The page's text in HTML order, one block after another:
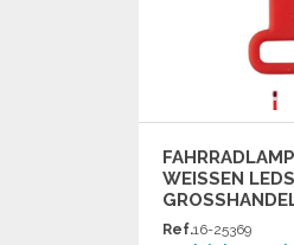
WEISSEN LEDS
Ref.16-25369